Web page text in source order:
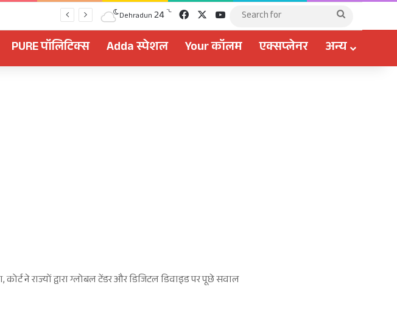
Dehradun 24 ℃ FacebookYouTube
Search
PURE पॉलिटिक्स Adda स्पेशल Your कॉलम एक्सप्लेनर अन्य
ने राज्यों द्वारा ग्लोबल टेंडर और डिजिटल डिवाइड पर पूछे सवाल